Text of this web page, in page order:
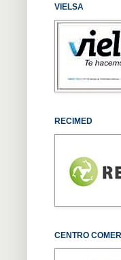
VIELSA
RECIMED
CENTRO